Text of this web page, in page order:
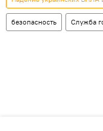
безопасность Служба